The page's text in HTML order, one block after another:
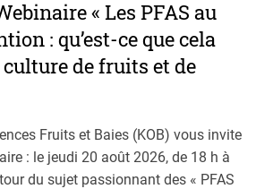
« Les PFAS au
: qu’est-ce que cela
de fruits et de
Fruits et Baies (KOB) vous invite
: le jeudi 20 août 2026, de 18 h à
du sujet passionnant des « PFAS